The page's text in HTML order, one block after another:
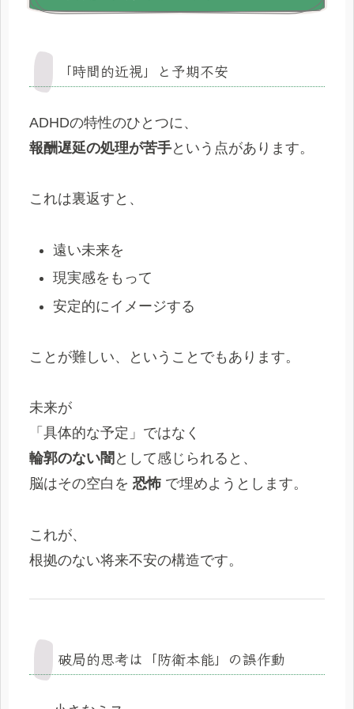
「時間的近視」と予期不安
ADHDの特性のひとつに、
報酬遅延の処理が苦手という点があります。
これは裏返すと、
遠い未来を
現実感をもって
安定的にイメージする
ことが難しい、ということでもあります。
未来が
「具体的な予定」ではなく
輪郭のない闇 として感じられると、
脳はその空白を 恐怖 で埋めようとします。
これが、
根拠のない将来不安の構造です。
破局的思考は「防衛本能」の誤作動